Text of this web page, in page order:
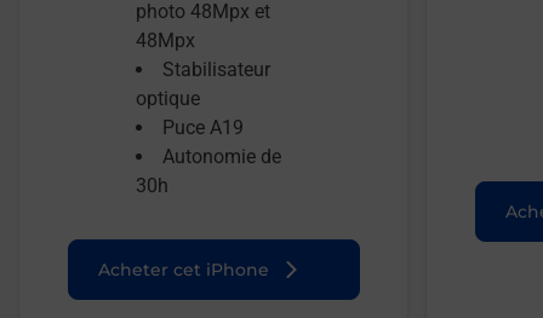
photo 48Mpx et
48Mpx
Stabilisateur
optique
Puce A19
Autonomie de
30h
Acheter cet iPhone